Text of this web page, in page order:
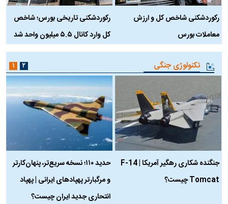
رکوردشکنی شاخص کل و ارزش
معاملات بورس
رکوردشکنی تاریخی بورس؛ شاخص
کل وارد کانال ۵.۵ میلیون واحد شد
تکنولوژی جنگی
جنگنده شکاری رهگیر آمریکا | F-14
Tomcat چیست؟
حدید ۱۱۰؛ نسخه سریع‌تر، پنهان‌کارتر
و مرگبارتر پهپادهای ایرانی | پهپاد
انتحاری جدید ایران چیست؟
۱ ۲